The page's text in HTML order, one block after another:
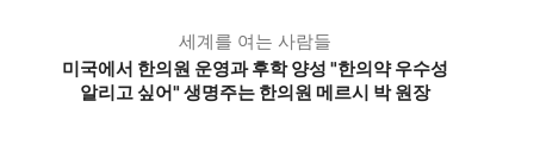
세계를 여는 사람들
미국에서 한의원 운영과 후학 양성 "한의약 우수성
알리고 싶어" 생명주는 한의원 메르시 박 원장